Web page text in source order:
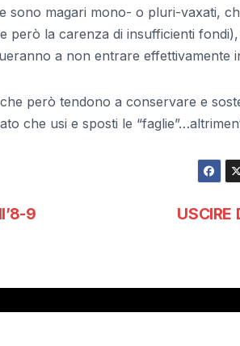
sono magari mono- o pluri-vaxati,
però la carenza di insufficienti
a non entrare effettivamente
però tendono a conservare e
che usi e sposti le
USCIRE
9